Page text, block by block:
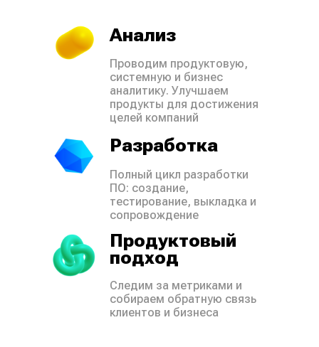
Анализ
Проводим продуктовую,
системную и бизнес
аналитику. Улучшаем
продукты для достижения
целей компаний
Разработка
Полный цикл разработки
ПО: создание,
тестирование, выкладка и
сопровождение
Продуктовый
подход
Следим за метриками и
собираем обратную связь
клиентов и бизнеса